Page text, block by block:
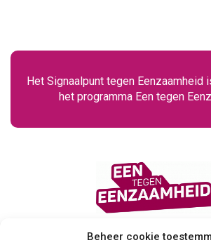
Beheer cookie
Het Signaalpunt tegen Eenzaamheid
het programma Een tegen